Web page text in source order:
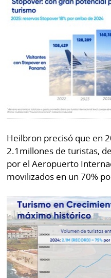
Heilbron precisó que en
2.1millones de turistas,
por el Aeropuerto
movilizados en un 70%